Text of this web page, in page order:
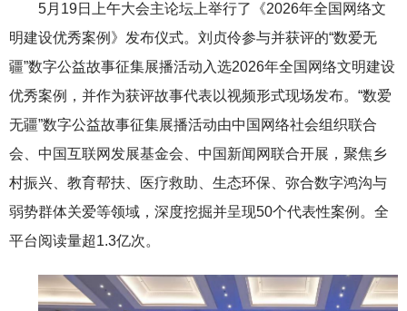
5月19日上午大会主论坛上举行了《2026年全国网络文
明建设优秀案例》发布仪式。刘贞伶参与并获评的“数爱无
疆”数字公益故事征集展播活动入选2026年全国网络文明建设
优秀案例，并作为获评故事代表以视频形式现场发布。“数爱
无疆”数字公益故事征集展播活动由中国网络社会组织联合
会、中国互联网发展基金会、中国新闻网联合开展，聚焦乡
村振兴、教育帮扶、医疗救助、生态环保、弥合数字鸿沟与
弱势群体关爱等领域，深度挖掘并呈现50个代表性案例。全
平台阅读量超1.3亿次。